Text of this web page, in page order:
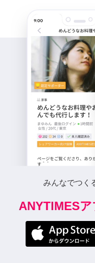
みんなでつく
ANYTIMES